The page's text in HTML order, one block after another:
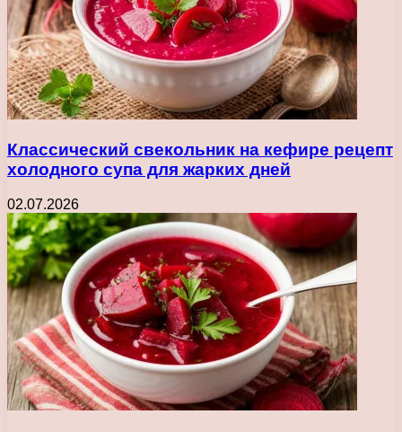
Классический свекольник на кефире рецепт
холодного супа для жарких дней
02.07.2026